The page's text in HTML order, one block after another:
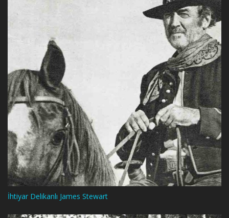
İhtiyar Delikanlı James Stewart